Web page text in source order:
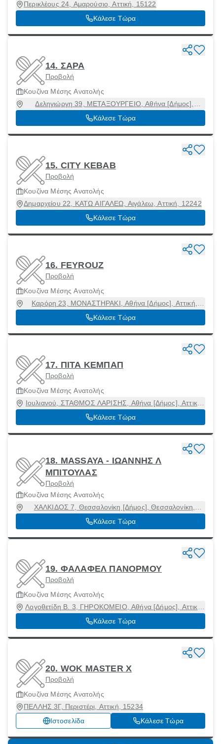
Περικλέους 24, Αμαρούσιο, Αττική, 15122
Κάλεσε Τώρα
14. ΣΑΡΑ
Προβολή
Κουζίνα Μέσης Ανατολής
Δεληγιώργη 39, ΜΕΤΑΞΟΥΡΓΕΙΟ, Αθήνα [Δήμος],
Αττική, 10437
Κάλεσε Τώρα
15. CITY KEBAB
Προβολή
Κουζίνα Μέσης Ανατολής
Δημαρχείου 22, ΚΑΤΩ ΑΙΓΑΛΕΩ, Αιγάλεω, Αττική, 12242
Κάλεσε Τώρα
16. FEYROUZ
Προβολή
Κουζίνα Μέσης Ανατολής
Καρόρη 23, ΜΟΝΑΣΤΗΡΑΚΙ, Αθήνα [Δήμος], Αττική,
10551
Κάλεσε Τώρα
17. ΠΙΤΑ ΚΕΜΠΑΠ
Προβολή
Κουζίνα Μέσης Ανατολής
Ιουλιανού, ΣΤΑΘΜΟΣ ΛΑΡΙΣΗΣ, Αθήνα [Δήμος], Αττική,
10439
Κάλεσε Τώρα
18. MASSAYA - ΙΩΑΝΝΗΣ Λ
ΜΠΙΤΟΥΛΑΣ
Προβολή
Κουζίνα Μέσης Ανατολής
ΧΑΛΚΙΔΟΣ 7, Θεσσαλονίκη [Δήμος], Θεσσαλονίκη,
54627
Κάλεσε Τώρα
19. ΦΑΛΑΦΕΛ ΠΑΝΟΡΜΟΥ
Προβολή
Κουζίνα Μέσης Ανατολής
Λογοθετίδη Β. 3, ΓΗΡΟΚΟΜΕΙΟ, Αθήνα [Δήμος], Αττική,
11524
Κάλεσε Τώρα
20. WOK MASTER X
Προβολή
Κουζίνα Μέσης Ανατολής
ΠΕΛΛΗΣ 3Γ, Περιστέρι, Αττική, 15234
Ιστοσελίδα
Κάλεσε Τώρα